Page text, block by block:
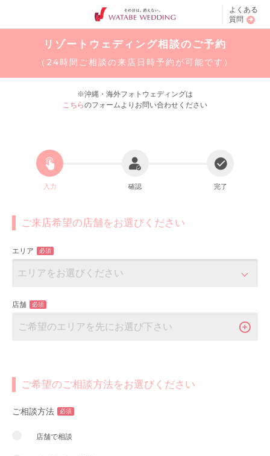
よくある
質問
リゾートウェディング相談のご予約
（24時間ご相談の来店日時予約が可能です）
※沖縄・海外フォトウェディングは
こちらのフォームよりお問い合わせください
入力 確認 完了
ご来店希望の店舗をお選びください
エリア 必須
店舗 必須
ご希望のご相談方法をお選びください
ご相談方法 必須
店舗で相談